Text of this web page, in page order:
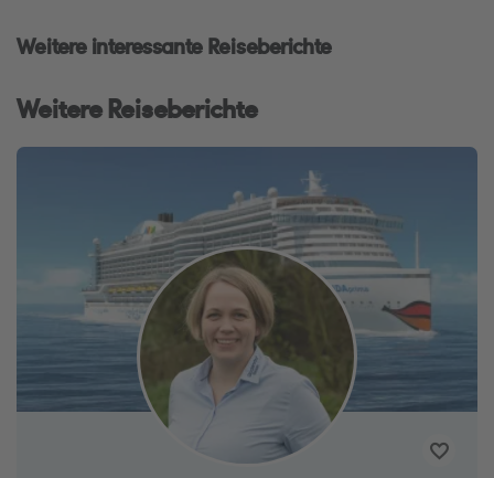
Weitere interessante Reiseberichte
Weitere Reiseberichte